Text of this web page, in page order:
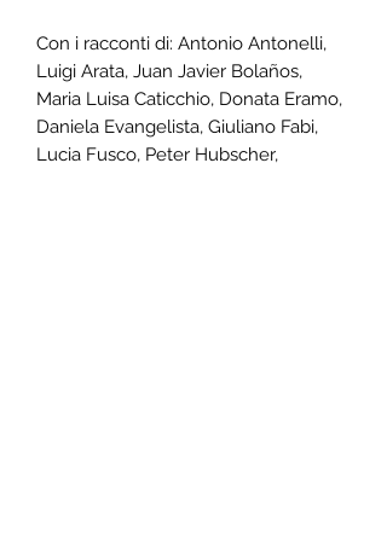
Con i racconti di: Antonio Antonelli,
Luigi Arata, Juan Javier Bolaños,
Maria Luisa Caticchio, Donata Eramo,
Daniela Evangelista, Giuliano Fabi,
Lucia Fusco, Peter Hubscher,